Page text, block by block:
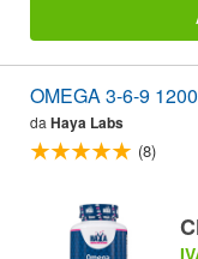
OMEGA 3-6-9
da Haya Labs
(8)